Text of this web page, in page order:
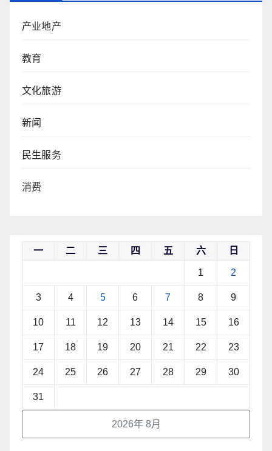
产业地产
教育
文化旅游
新闻
民生服务
消费
2026年 8月
一 二 三 四 五 六 日
1 2
3 4 5 6 7 8 9
10 11 12 13 14 15 16
17 18 19 20 21 22 23
24 25 26 27 28 29 30
31